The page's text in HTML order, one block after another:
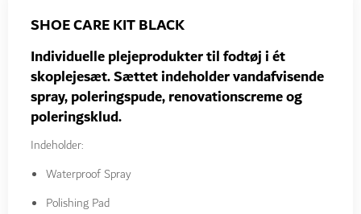
SHOE CARE KIT BLACK
Individuelle plejeprodukter til fodtøj i ét
skoplejesæt. Sættet indeholder vandafvisende
spray, poleringspude, renovationscreme og
poleringsklud.
Indeholder:
Waterproof Spray
Polishing Pad